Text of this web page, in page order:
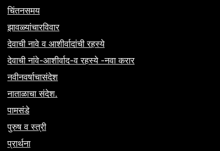
चिंतनसमय
झावळ्यांचारविवार
देवाची नावे व आशीर्वादांची रहस्ये
देवाची नांवे-आशीर्वाद-व रहस्ये -नवा करार
नवीनवर्षाचासंदेश
नाताळाचा संदेश.
पामसंडे
पुरुष व स्त्री
प्रार्थना